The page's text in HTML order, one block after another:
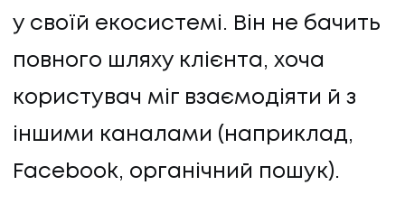
у своїй екосистемі. Він не бачить
повного шляху клієнта, хоча
користувач міг взаємодіяти й з
іншими каналами (наприклад,
Facebook, органічний пошук).